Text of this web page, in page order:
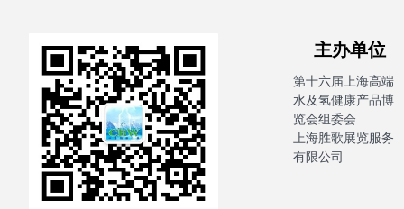
主办
第十六届上海高端
水及氢健康产品博
览会组委会
上海胜歌展览服务
有限公司